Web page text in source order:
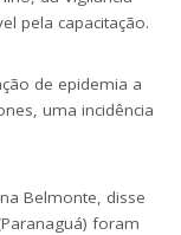
pela capacitação.
de epidemia a
uma incidência
Belmonte, disse
foram